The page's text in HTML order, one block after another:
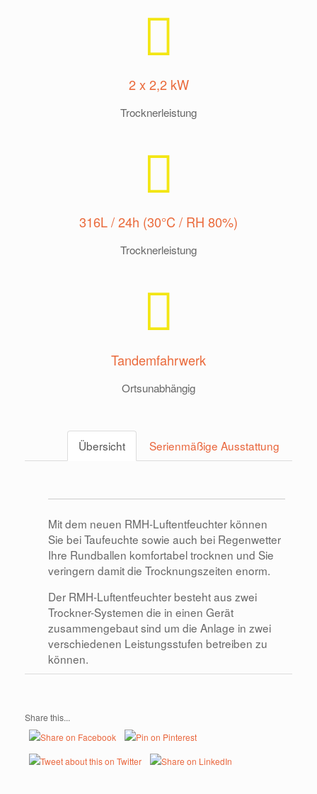
2 x 2,2 kW
Trocknerleistung
316L / 24h (30°C / RH 80%)
Trocknerleistung
Tandemfahrwerk
Ortsunabhängig
Übersicht Serienmäßige Ausstattung
Mit dem neuen RMH-Luftentfeuchter können
Sie bei Taufeuchte sowie auch bei Regenwetter
Ihre Rundballen komfortabel trocknen und Sie
veringern damit die Trocknungszeiten enorm.
Der RMH-Luftentfeuchter besteht aus zwei
Trockner-Systemen die in einen Gerät
zusammengebaut sind um die Anlage in zwei
verschiedenen Leistungsstufen betreiben zu
können.
Share this...